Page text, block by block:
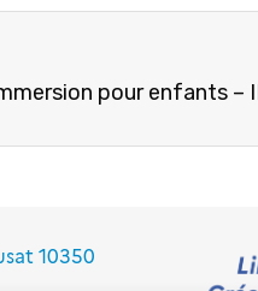
pour enfants –
10350